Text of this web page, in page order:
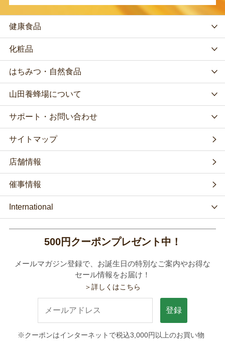
健康食品
化粧品
はちみつ・自然食品
山田養蜂場について
サポート・お問い合わせ
サイトマップ
店舗情報
催事情報
International
500円クーポンプレゼント中！
メールマガジン登録で、お誕生日の特別なご案内やお得な
セール情報をお届け！
＞詳しくはこちら
登録
※クーポンはインターネットで税込3,000円以上のお買い物